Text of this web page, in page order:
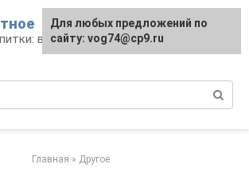
виды, рецепты,
Главная » Другое
Для любых предложений по
сайту: vog74@cp9.ru